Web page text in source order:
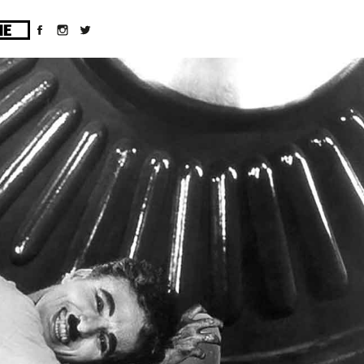
10/d43051023/htdocs/wordpress/wp-